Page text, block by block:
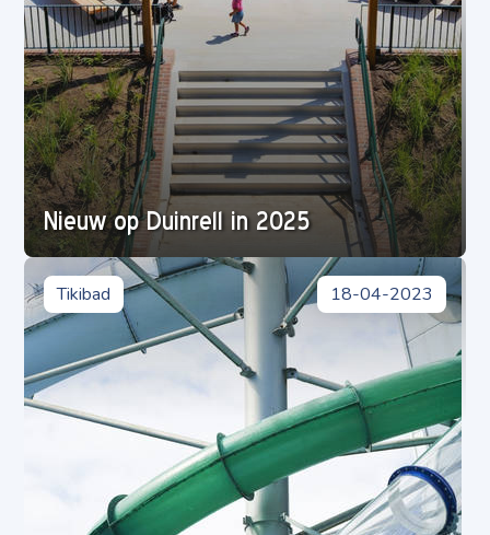
Nieuw op Duinrell in 2025
Tikibad 18-04-2023